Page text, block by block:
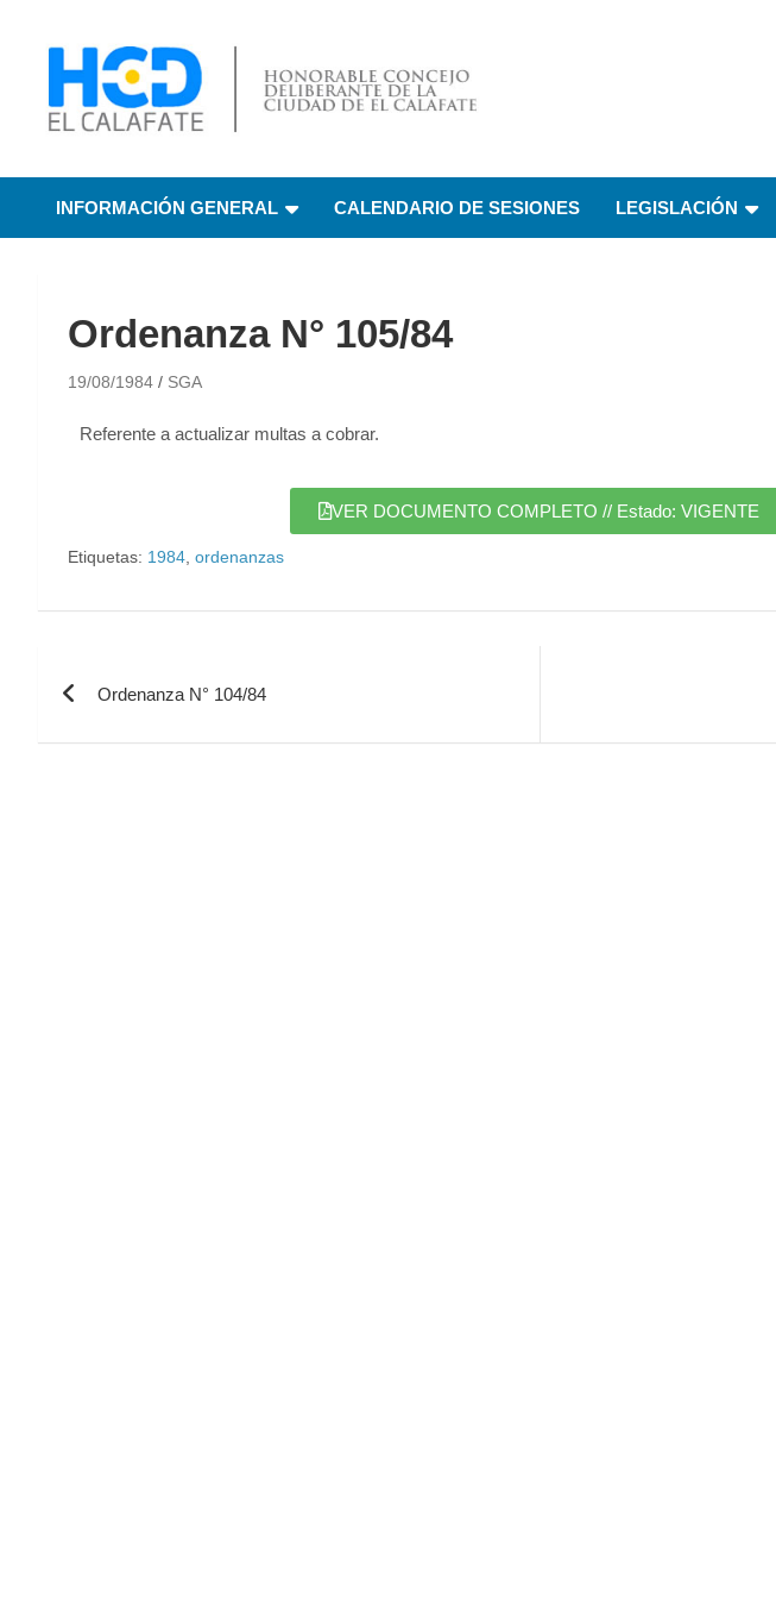
Honorable Concejo
Deliberante de El
INFORMACIÓN GENERAL CALENDARIO DE SESIONES LEGISLACIÓN
Ordenanza N° 105/84
19/08/1984 SGA
Referente a actualizar multas a cobrar.
VER DOCUMENTO COMPLETO // Estado: VIGENTE
Etiquetas: 1984, ordenanzas
Ordenanza N° 104/84